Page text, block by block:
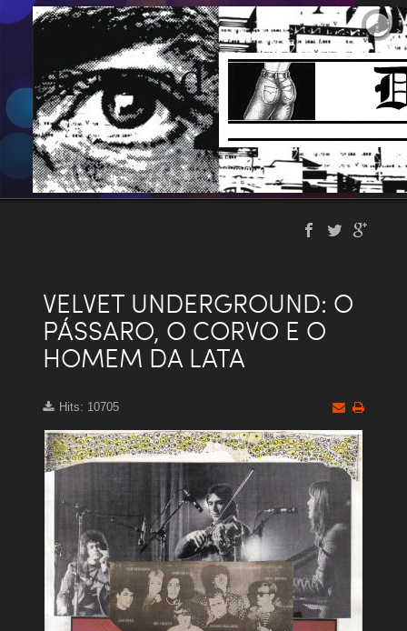
VELVET UNDERGROUND: O
PÁSSARO, O CORVO E O
HOMEM DA LATA
Hits: 10705